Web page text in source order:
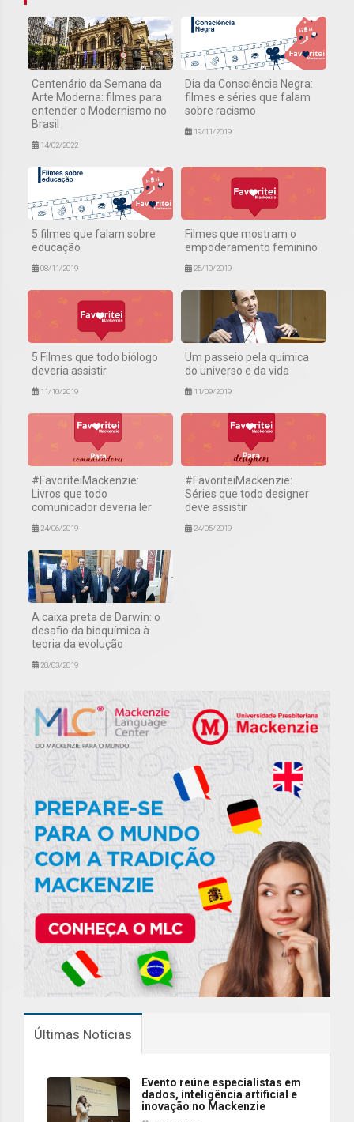
Centenário da Semana da
Arte Moderna: filmes para
entender o Modernismo no
Brasil
14/02/2022
Dia da Consciência Negra:
filmes e séries que falam
sobre racismo
19/11/2019
5 filmes que falam sobre
educação
08/11/2019
Filmes que mostram o
empoderamento feminino
25/10/2019
5 Filmes que todo biólogo
deveria assistir
11/10/2019
Um passeio pela química
do universo e da vida
11/09/2019
#FavoriteiMackenzie:
Livros que todo
comunicador deveria ler
24/06/2019
#FavoriteiMackenzie:
Séries que todo designer
deve assistir
24/05/2019
A caixa preta de Darwin: o
desafio da bioquímica à
teoria da evolução
28/03/2019
Últimas Notícias
Evento reúne especialistas em
dados, inteligência artificial e
inovação no Mackenzie